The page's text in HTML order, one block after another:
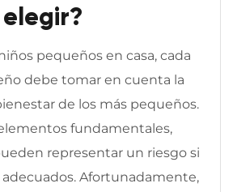
pequeños en casa, cada
debe tomar en cuenta la
de los más pequeños.
fundamentales,
representar un riesgo si
adecuados. Afortunadamente,